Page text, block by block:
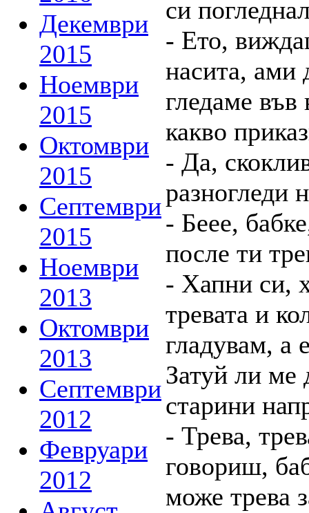
Декември
2015
Ноември
2015
Октомври
2015
Септември
2015
Ноември
2013
Октомври
2013
Септември
2012
Февруари
2012
си
- Ето,
насита, ами
гледаме
какво
- Да,
разногледи
- Беее,
после ти
- Хапни си,
тревата и
гладувам, а
Затуй ли ме
старини
- Трева,
говориш,
може трева